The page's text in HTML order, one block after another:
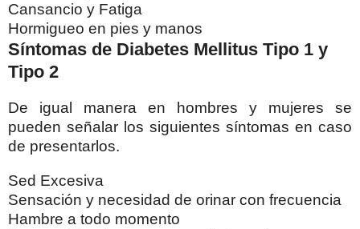
Cansancio y Fatiga
Hormigueo en pies y manos
Síntomas de Diabetes Mellitus Tipo 1 y
Tipo 2
De igual manera en hombres y mujeres se
pueden señalar los siguientes síntomas en caso
de presentarlos.
Sed Excesiva
Sensación y necesidad de orinar con frecuencia
Hambre a todo momento